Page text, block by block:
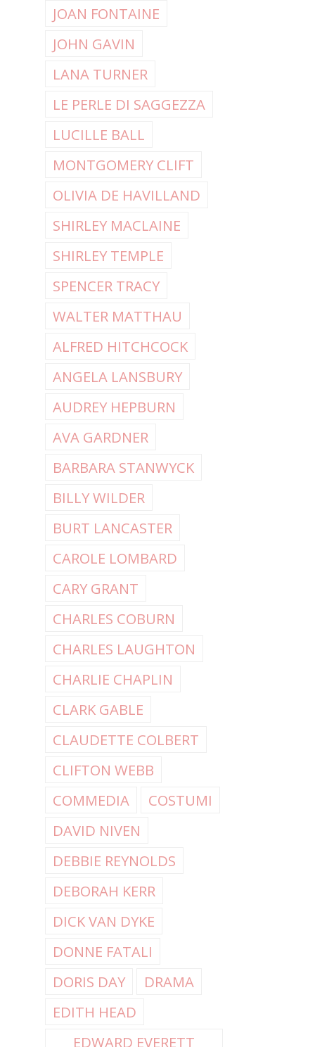
JOAN FONTAINE
JOHN GAVIN
LANA TURNER
LE PERLE DI SAGGEZZA
LUCILLE BALL
MONTGOMERY CLIFT
OLIVIA DE HAVILLAND
SHIRLEY MACLAINE
SHIRLEY TEMPLE
SPENCER TRACY
WALTER MATTHAU
ALFRED HITCHCOCK
ANGELA LANSBURY
AUDREY HEPBURN
AVA GARDNER
BARBARA STANWYCK
BILLY WILDER
BURT LANCASTER
CAROLE LOMBARD
CARY GRANT
CHARLES COBURN
CHARLES LAUGHTON
CHARLIE CHAPLIN
CLARK GABLE
CLAUDETTE COLBERT
CLIFTON WEBB
COMMEDIA
COSTUMI
DAVID NIVEN
DEBBIE REYNOLDS
DEBORAH KERR
DICK VAN DYKE
DONNE FATALI
DORIS DAY
DRAMA
EDITH HEAD
EDWARD EVERETT